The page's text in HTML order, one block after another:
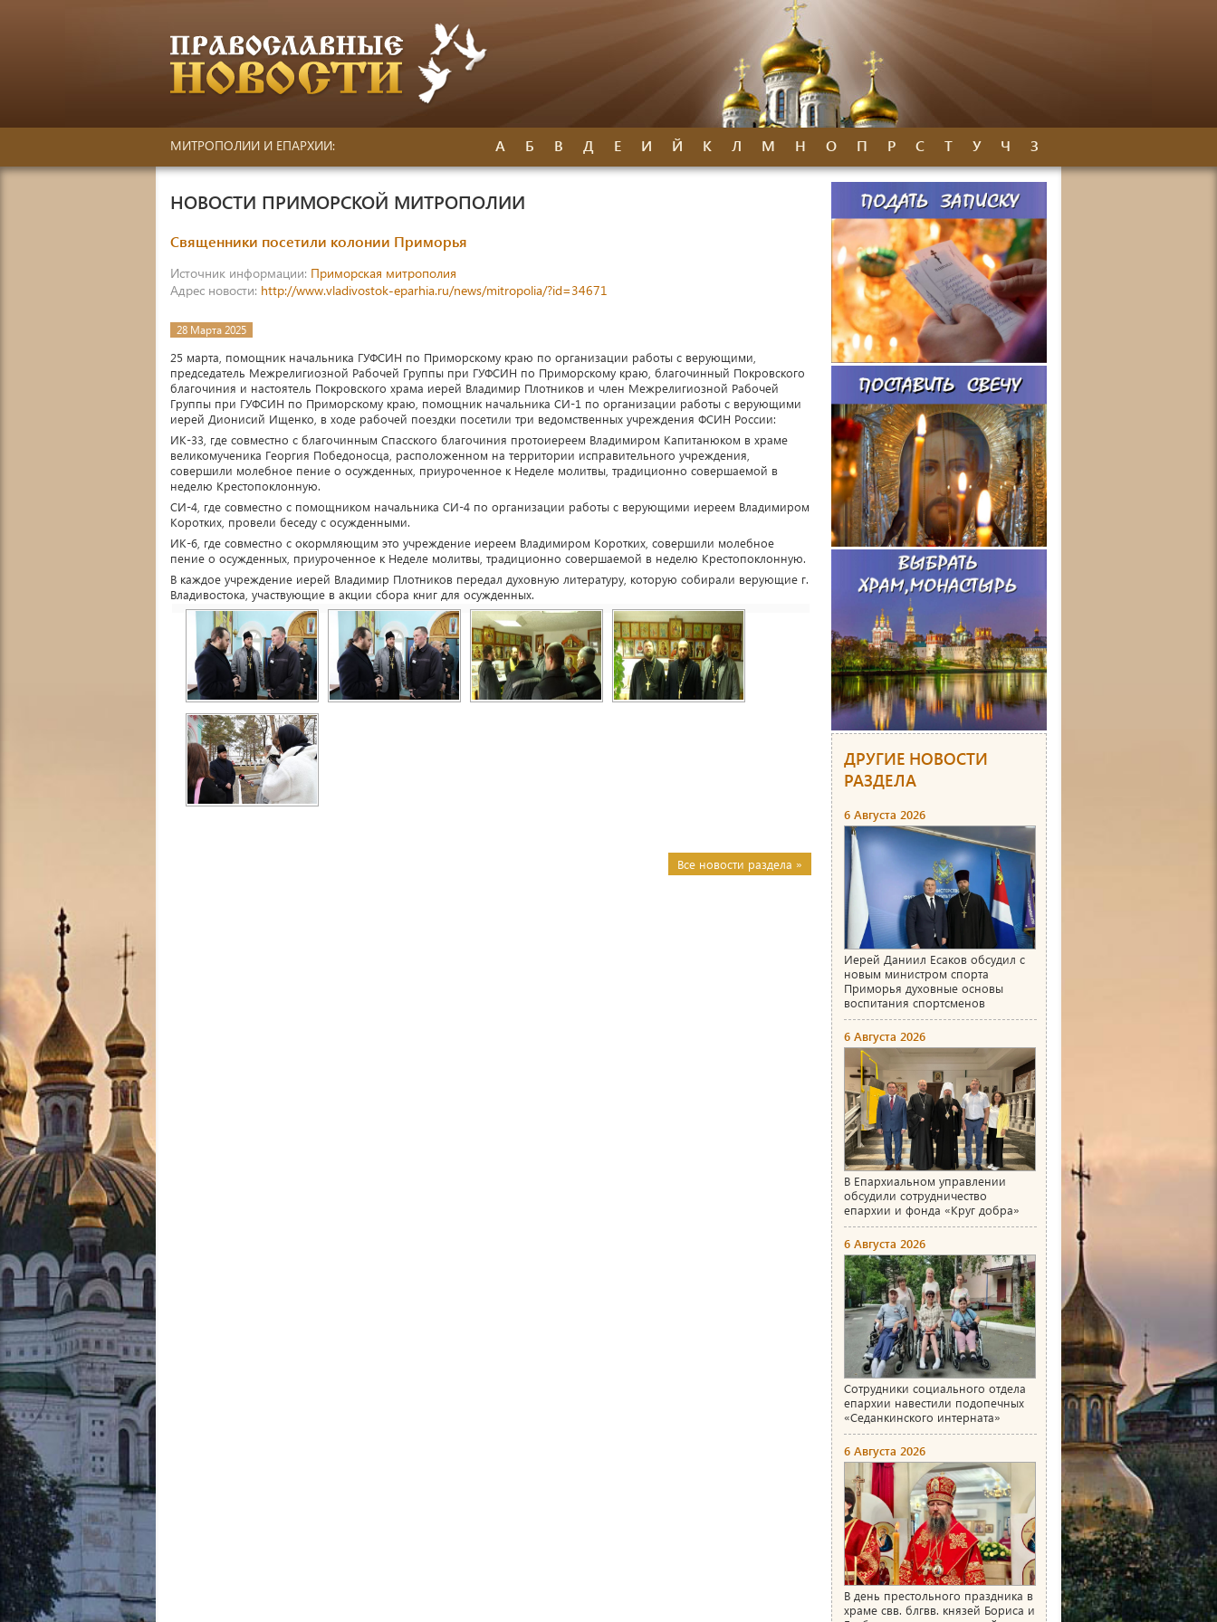
МИТРОПОЛИИ И ЕПАРХИИ: А Б В Д Е И Й К Л М Н О П Р С Т У Ч З
НОВОСТИ ПРИМОРСКОЙ МИТРОПОЛИИ
Священники посетили колонии Приморья
Источник информации: Приморская митрополия
Адрес новости: http://www.vladivostok-eparhia.ru/news/mitropolia/?id=34671
28 Марта 2025
25 марта, помощник начальника ГУФСИН по Приморскому краю по организации работы с верующими,
председатель Межрелигиозной Рабочей Группы при ГУФСИН по Приморскому краю, благочинный Покровского
благочиния и настоятель Покровского храма иерей Владимир Плотников и член Межрелигиозной Рабочей
Группы при ГУФСИН по Приморскому краю, помощник начальника СИ-1 по организации работы с верующими
иерей Дионисий Ищенко, в ходе рабочей поездки посетили три ведомственных учреждения ФСИН России:
ИК-33, где совместно с благочинным Спасского благочиния протоиереем Владимиром Капитанюком в храме
великомученика Георгия Победоносца, расположенном на территории исправительного учреждения,
совершили молебное пение о осужденных, приуроченное к Неделе молитвы, традиционно совершаемой в
неделю Крестопоклонную.
СИ-4, где совместно с помощником начальника СИ-4 по организации работы с верующими иереем Владимиром
Коротких, провели беседу с осужденными.
ИК-6, где совместно с окормляющим это учреждение иереем Владимиром Коротких, совершили молебное
пение о осужденных, приуроченное к Неделе молитвы, традиционно совершаемой в неделю Крестопоклонную.
В каждое учреждение иерей Владимир Плотников передал духовную литературу, которую собирали верующие г.
Владивостока, участвующие в акции сбора книг для осужденных.
Все новости раздела »
ДРУГИЕ НОВОСТИ
РАЗДЕЛА
6 Августа 2026
Иерей Даниил Есаков обсудил с
новым министром спорта
Приморья духовные основы
воспитания спортсменов
6 Августа 2026
В Епархиальном управлении
обсудили сотрудничество
епархии и фонда «Круг добра»
6 Августа 2026
Сотрудники социального отдела
епархии навестили подопечных
«Седанкинского интерната»
6 Августа 2026
В день престольного праздника в
храме свв. блгвв. князей Бориса и